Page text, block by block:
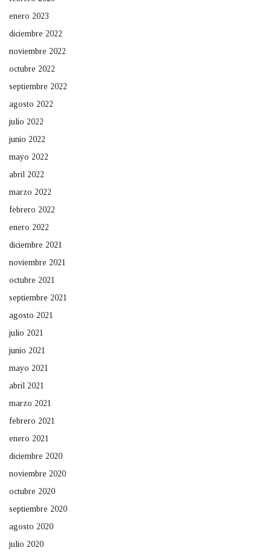
enero 2023
diciembre 2022
noviembre 2022
octubre 2022
septiembre 2022
agosto 2022
julio 2022
junio 2022
mayo 2022
abril 2022
marzo 2022
febrero 2022
enero 2022
diciembre 2021
noviembre 2021
octubre 2021
septiembre 2021
agosto 2021
julio 2021
junio 2021
mayo 2021
abril 2021
marzo 2021
febrero 2021
enero 2021
diciembre 2020
noviembre 2020
octubre 2020
septiembre 2020
agosto 2020
julio 2020